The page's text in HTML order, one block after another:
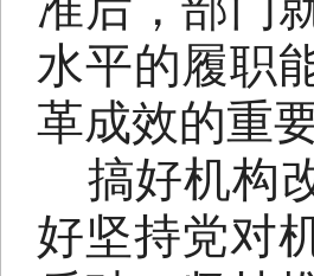
水平的履职
革成效的重
搞好机构
好坚持党对